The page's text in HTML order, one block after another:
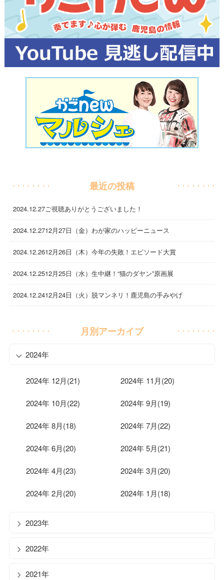
最近の投稿
2024.12.27ご視聴ありがとうございました！
2024.12.2712月27日（金）わが家のハッピーニュース
2024.12.2612月26日（木）今年の失敗！エピソード大賞
2024.12.2512月25日（水）生中継！“猫のダヤン”原画展
2024.12.2412月24日（火）脱マンネリ！鹿児島の手みやげ
月別アーカイブ
2024年
2024年 12月(21) 2024年 11月(20)
2024年 10月(22) 2024年 9月(19)
2024年 8月(18) 2024年 7月(22)
2024年 6月(20) 2024年 5月(21)
2024年 4月(23) 2024年 3月(20)
2024年 2月(20) 2024年 1月(18)
2023年
2022年
2021年